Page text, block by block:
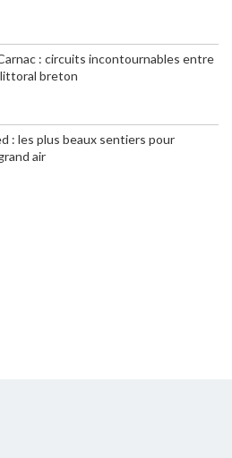
: circuits incontournables entre
breton
: les plus beaux sentiers pour
air